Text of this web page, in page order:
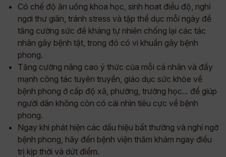
Có chế độ ăn uống khoa học, sinh hoat điều độ, nghỉ
ngơi thư giãn, tránh stress và tập thể dục mỗi ngày để
tăng cường sức đề kháng tự nhiên chống lại các tác
nhân gây bệnh tật, trong đó có vi khuẩn gây bệnh
phong.
Tăng cường nâng cao ý thức của mỗi cá nhân và đẩy
mạnh công tác tuyên truyền, giáo dục sức khỏe về
bệnh phong ở cấp độ xã, phường, trường học... để giúp
người dân không còn có cái nhìn tiêu cực về bệnh
phong.
Ngay khi phát hiện các dấu hiệu bất thường và nghi ngờ
bệnh phong, hãy đến bệnh viện thăm khám ngay điều
trị kịp thời và dứt điểm.